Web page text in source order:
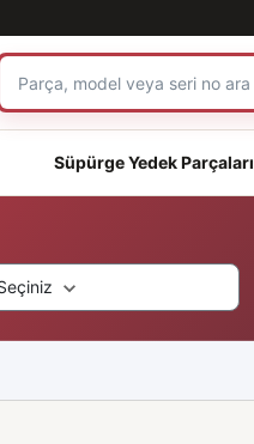
Süpürge Yedek Parçaları